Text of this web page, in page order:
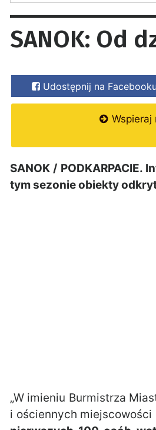
SANOK: Od
Udostępnij na Facebooku
Wspieraj
SANOK /
tym sezonie obiekty
„W imieniu Burmistrza
i ościennych